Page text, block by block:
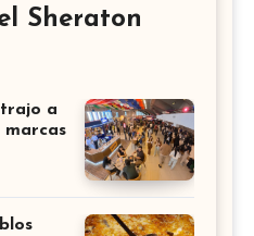
Sheraton
a
marcas